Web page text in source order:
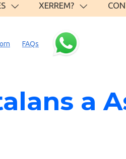
XERREM?
FAQs
a